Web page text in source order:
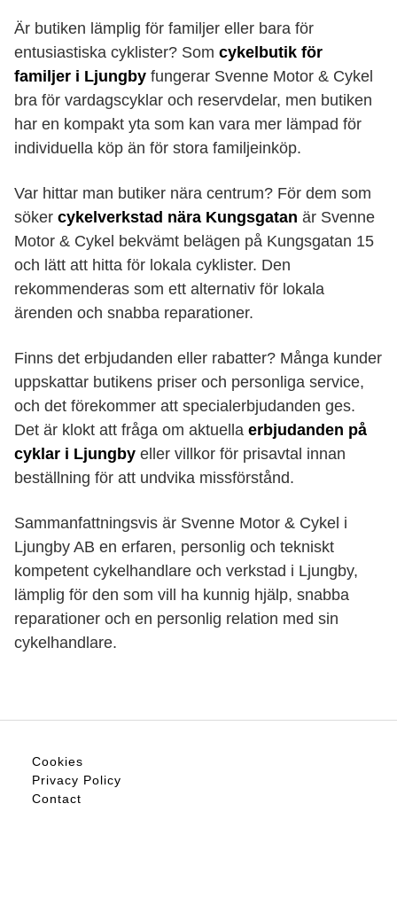
Är butiken lämplig för familjer eller bara för
entusiastiska cyklister? Som cykelbutik för
familjer i Ljungby fungerar Svenne Motor & Cykel
bra för vardagscyklar och reservdelar, men butiken
har en kompakt yta som kan vara mer lämpad för
individuella köp än för stora familjeinköp.
Var hittar man butiker nära centrum? För dem som
söker cykelverkstad nära Kungsgatan är Svenne
Motor & Cykel bekvämt belägen på Kungsgatan 15
och lätt att hitta för lokala cyklister. Den
rekommenderas som ett alternativ för lokala
ärenden och snabba reparationer.
Finns det erbjudanden eller rabatter? Många kunder
uppskattar butikens priser och personliga service,
och det förekommer att specialerbjudanden ges.
Det är klokt att fråga om aktuella erbjudanden på
cyklar i Ljungby eller villkor för prisavtal innan
beställning för att undvika missförstånd.
Sammanfattningsvis är Svenne Motor & Cykel i
Ljungby AB en erfaren, personlig och tekniskt
kompetent cykelhandlare och verkstad i Ljungby,
lämplig för den som vill ha kunnig hjälp, snabba
reparationer och en personlig relation med sin
cykelhandlare.
Cookies
Privacy Policy
Contact